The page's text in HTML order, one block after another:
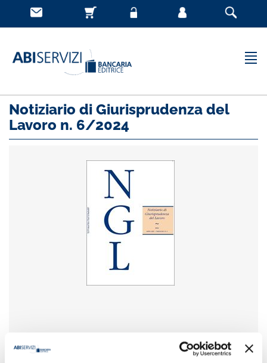
Notiziario di Giurisprudenza del
Lavoro n. 6/2024